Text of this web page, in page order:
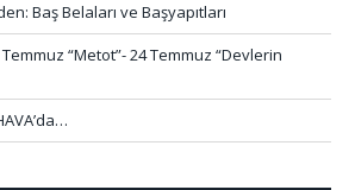
Baş Belaları ve Başyapıtları
Temmuz “Metot”- 24 Temmuz “Devlerin